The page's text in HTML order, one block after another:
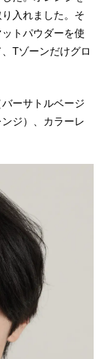
入れました。そ
トパウダーを使
Tゾーンだけグロ
ーサトルベージ
ジ）、カラーレ